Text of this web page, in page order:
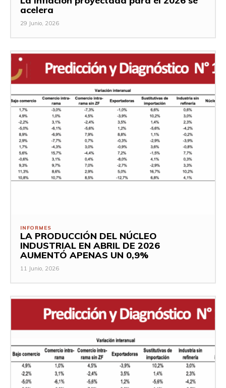
acelera
29 Junio, 2026
INFORMES
LA PRODUCCIÓN DEL NÚCLEO
INDUSTRIAL EN ABRIL DE 2026
AUMENTÓ APENAS UN 0,9%
11 Junio, 2026